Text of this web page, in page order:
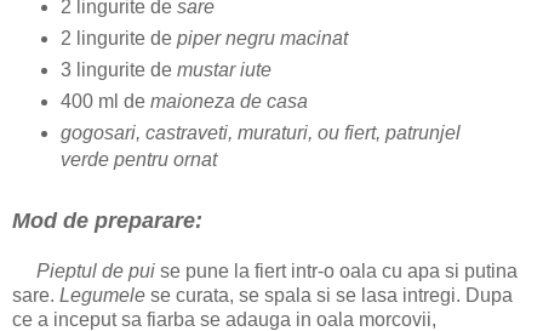
2 lingurite de sare
2 lingurite de piper negru macinat
3 lingurite de mustar iute
400 ml de maioneza de casa
gogosari, castraveti, muraturi, ou fiert, patrunjel
verde pentru ornat
Mod de preparare:
Pieptul de pui se pune la fiert intr-o oala cu apa si putina
sare. Legumele se curata, se spala si se lasa intregi. Dupa
ce a inceput sa fiarba se adauga in oala morcovii,